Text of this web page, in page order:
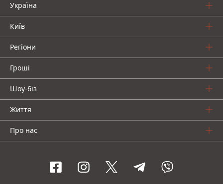
Україна
Київ
Регіони
Гроші
Шоу-біз
Життя
Про нас